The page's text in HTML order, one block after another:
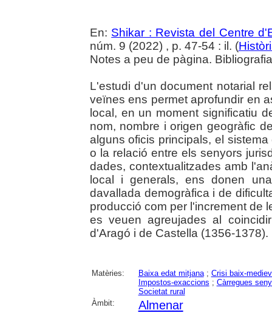
En: Shikar : Revista del Centre
núm. 9 (2022) , p. 47-54 : il. (
Notes a peu de pàgina.
L'estudi d'un document notarial
veïnes ens permet aprofundir en
local, en un moment significatiu
nom, nombre i origen geogràfic
alguns oficis principals, el
o la relació entre els senyors
dades, contextualitzades amb
local i generals, ens donen
davallada demogràfica i de
producció com per l'increment de
es veuen agreujades al
d'Aragó i de Castella (1356-1378).
Matèries: Baixa edat mitjana; Crisi baix-
Impostos-exaccions ; Càrregues
Societat rural
Àmbit:
Almenar